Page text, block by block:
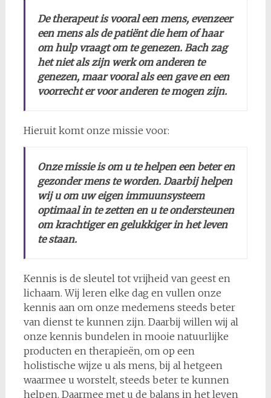
De therapeut is vooral een mens, evenzeer
een mens als de patiënt die hem of haar
om hulp vraagt om te genezen. Bach zag
het niet als zijn werk om anderen te
genezen, maar vooral als een gave en een
voorrecht er voor anderen te mogen zijn.
Hieruit komt onze missie voor:
Onze missie is om u te helpen een beter en
gezonder mens te worden. Daarbij helpen
wij u om uw eigen immuunsysteem
optimaal in te zetten en u te ondersteunen
om krachtiger en gelukkiger in het leven
te staan.
Kennis is de sleutel tot vrijheid van geest en
lichaam. Wij leren elke dag en vullen onze
kennis aan om onze medemens steeds beter
van dienst te kunnen zijn. Daarbij willen wij al
onze kennis bundelen in mooie natuurlijke
producten en therapieën, om op een
holistische wijze u als mens, bij al hetgeen
waarmee u worstelt, steeds beter te kunnen
helpen. Daarmee met u de balans in het leven